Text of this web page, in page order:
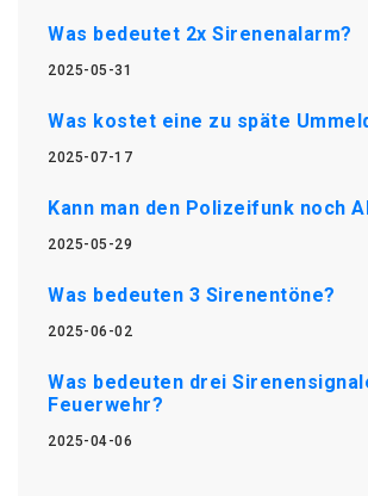
Was bedeutet 2x Sirenenalarm?
2025-05-31
Was kostet eine zu späte
2025-07-17
Kann man den Polizeifunk noch
2025-05-29
Was bedeuten 3 Sirenentöne?
2025-06-02
Was bedeuten drei
Feuerwehr?
2025-04-06